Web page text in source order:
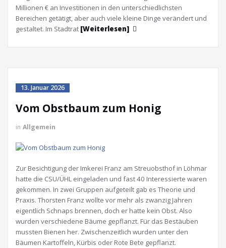
Millionen € an Investitionen in den unterschiedlichsten
Bereichen getätigt, aber auch viele kleine Dinge verändert und
gestaltet. Im Stadtrat [Weiterlesen]
13. Januar 2026
Vom Obstbaum zum Honig
in Allgemein
Zur Besichtigung der Imkerei Franz am Streuobsthof in Löhmar
hatte die CSU/ÜHL eingeladen und fast 40 Interessierte waren
gekommen. In zwei Gruppen aufgeteilt gab es Theorie und
Praxis. Thorsten Franz wollte vor mehr als zwanzig Jahren
eigentlich Schnaps brennen, doch er hatte kein Obst. Also
wurden verschiedene Bäume gepflanzt. Für das Bestäuben
mussten Bienen her. Zwischenzeitlich wurden unter den
Bäumen Kartoffeln, Kürbis oder Rote Bete gepflanzt.